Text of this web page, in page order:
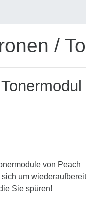
/
von Peach
um
Sie spüren!